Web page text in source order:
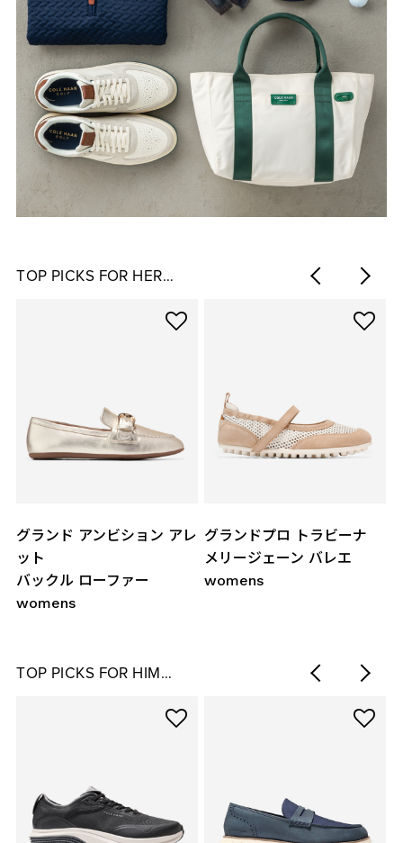
TOP PICKS FOR HER…
グランドプロ トラビーナ
メリージェーン バレエ
womens
ゼログランド レクサンナ
タッセル ローファー
womens
TOP PICKS FOR HIM…